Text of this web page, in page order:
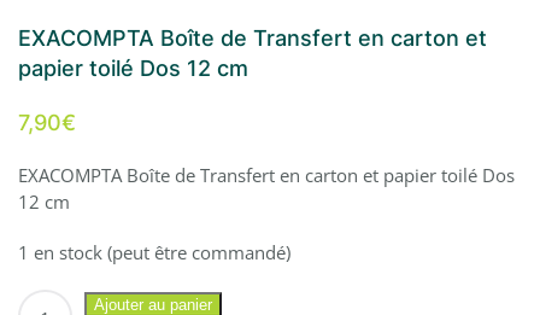
EXACOMPTA Boîte de Transfert en carton et
papier toilé Dos 12 cm
7,90€
EXACOMPTA Boîte de Transfert en carton et papier toilé Dos
12 cm
1 en stock (peut être commandé)
Ajouter au panier